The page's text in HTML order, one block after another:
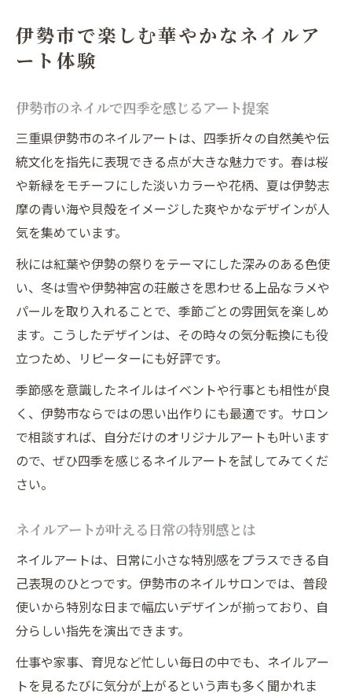
日常を彩るネイルを三重県伊勢市で探す
三重県伊勢市で見つける理想のネイル選び
日常に溶け込む上品ネイルのコツを紹介
伊勢市のネイルサロンで叶う自分らしさ
ネイルサロン選びで大切なポイントを解説
安いネイルでも妥協しない選び方の極意
トレンド感重視なら伊勢市のネイルもおすすめ
伊勢市ネイルで体験するトレンド最前線
トレンドネイルデザインの選び方と魅力
今注目の韓国ネイルも伊勢市で楽しめる
最新ネイルアートを賢く取り入れる方法
ネイルで叶える大人可愛いトレンド提案
高コスパなネイル選びのコツを知る
コスパ重視のネイルサロン選び徹底ガイド
お得に通える伊勢市ネイルの見分け方
長く通えるネイルサロンの選択術を紹介
安いだけじゃない高技術サロンの見極め
忙しい女性向け通いやすいネイルの選び方
時短で叶えるネイルサロン利用術を紹介
伊勢市で夜営業のネイルサロンは便利
子育てママも安心のネイルサロン活用法
仕事帰りに通えるネイルのおすすめポイン
ト
自分らしい指先を叶える伊勢市ネイル案内
伊勢市で楽しむ華やかなネイルア
ート体験
伊勢市のネイルで四季を感じるアート提案
三重県伊勢市のネイルアートは、四季折々の自然美や伝
統文化を指先に表現できる点が大きな魅力です。春は桜
や新緑をモチーフにした淡いカラーや花柄、夏は伊勢志
摩の青い海や貝殻をイメージした爽やかなデザインが人
気を集めています。
秋には紅葉や伊勢の祭りをテーマにした深みのある色使
い、冬は雪や伊勢神宮の荘厳さを思わせる上品なラメや
パールを取り入れることで、季節ごとの雰囲気を楽しめ
ます。こうしたデザインは、その時々の気分転換にも役
立つため、リピーターにも好評です。
季節感を意識したネイルはイベントや行事とも相性が良
く、伊勢市ならではの思い出作りにも最適です。サロン
で相談すれば、自分だけのオリジナルアートも叶います
ので、ぜひ四季を感じるネイルアートを試してみてくだ
さい。
ネイルアートが叶える日常の特別感とは
ネイルアートは、日常に小さな特別感をプラスできる自
己表現のひとつです。伊勢市のネイルサロンでは、普段
使いから特別な日まで幅広いデザインが揃っており、自
分らしい指先を演出できます。
仕事や家事、育児など忙しい毎日の中でも、ネイルアー
トを見るたびに気分が上がるという声も多く聞かれま